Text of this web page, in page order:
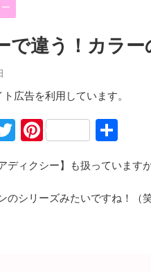
で違う！カラ
広告を利用しています。
T
itt
er
Pi
er
e
ディクシー】も扱っています
のシリーズみたいですね！（笑